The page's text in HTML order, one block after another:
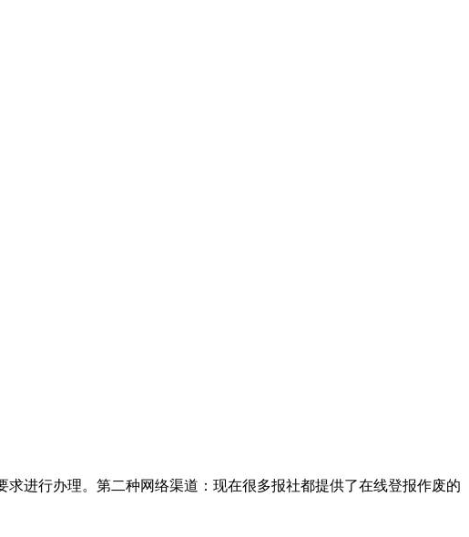
进行办理。第二种网络渠道：现在很多报社都提供了在线登报作废的